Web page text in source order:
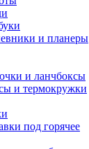
и планеры
и ланчбоксы
и термокружки
под горячее